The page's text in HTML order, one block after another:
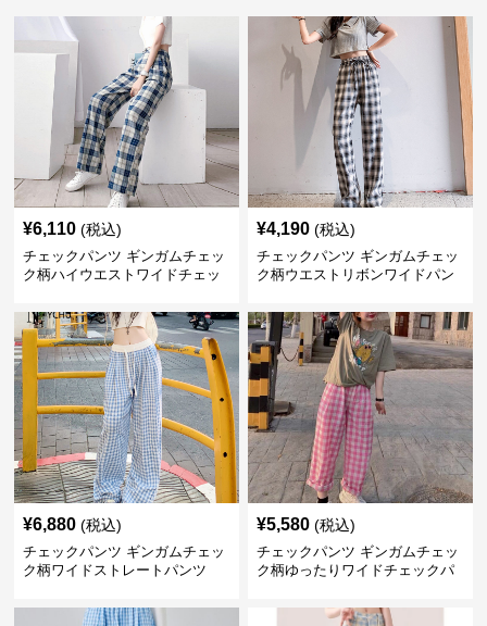
¥6,110 (税込)
チェックパンツ ギンガムチェッ
ク柄ハイウエストワイドチェッ
¥4,190 (税込)
チェックパンツ ギンガムチェッ
ク柄ウエストリボンワイドパン
¥6,880 (税込)
チェックパンツ ギンガムチェッ
ク柄ワイドストレートパンツ
¥5,580 (税込)
チェックパンツ ギンガムチェッ
ク柄ゆったりワイドチェックパ